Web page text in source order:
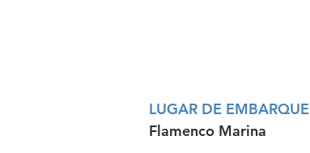
LUGAR DE EMBARQUE
Flamenco Marina